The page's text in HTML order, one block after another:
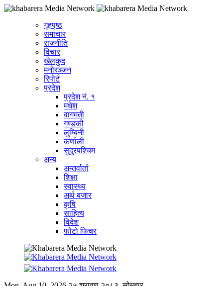
गृहपृष्ठ
समाचार
राजनीति
विचार
खेलकुद
मनोरञ्जन
रिपोर्ट
प्रदेश
प्रदेश नं. १
मधेश
वागमती
गण्डकी
लुम्बिनी
कर्णाली
सुदुरपश्चिम
अन्य
अन्तर्वार्ता
शिक्षा
स्वास्थ्य
अर्थ बजार
कृषि
साहित्य
विदेश
फोटो फिचर